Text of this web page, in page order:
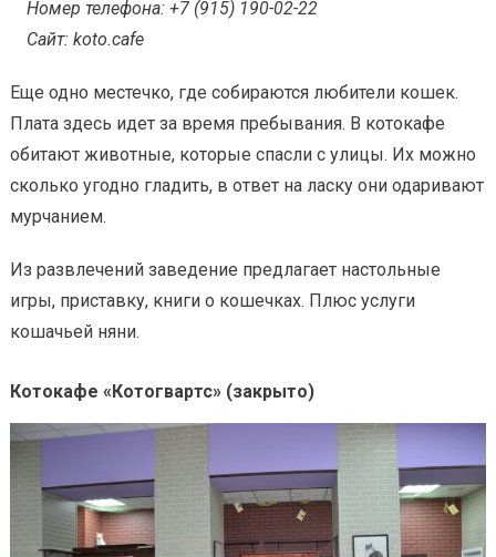
Номер телефона: +7 (915) 190-02-22
Сайт: koto.cafe
Еще одно местечко, где собираются любители кошек.
Плата здесь идет за время пребывания. В котокафе
обитают животные, которые спасли с улицы. Их можно
сколько угодно гладить, в ответ на ласку они одаривают
мурчанием.
Из развлечений заведение предлагает настольные
игры, приставку, книги о кошечках. Плюс услуги
кошачьей няни.
Котокафе «Котогвартс» (закрыто)